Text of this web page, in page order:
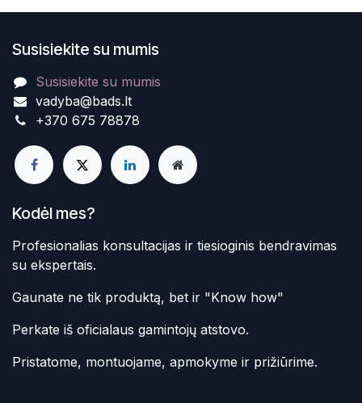
Susisiekite su mumis
Susisiekite su mumis
vadyba@bads.lt
+370 675 78878
Kodėl mes?
Profesionalias konsultacijas ir tiesioginis bendravimas
su ekspertais.
Gaunate ne tik produktą, bet ir "Know how"
Perkate iš oficialaus gamintojų atstovo.
Pristatome, montuojame, apmokyme ir prižiūrime.